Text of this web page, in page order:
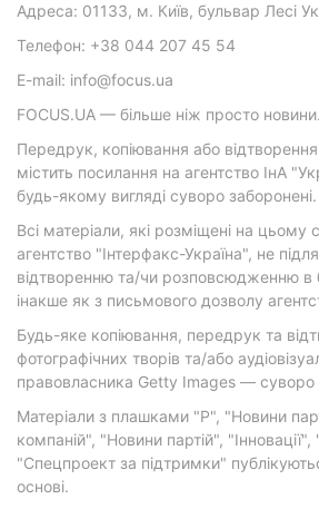
Адреса: 01133, м. Київ, бульвар Лесі
Телефон: +38 044 207 45 54
E-mail: info@focus.ua
FOCUS.UA — більше ніж просто новини.
Передрук, копіювання або відтворення
містить посилання на агентство ІнА
будь-якому вигляді суворо заборонені.
Всі матеріали, які розміщені на цьому
агентство "Інтерфакс-Україна", не
відтворенню та/чи розповсюдженню в
інакше як з письмового дозволу
Будь-яке копіювання, передрук та
фотографічних творів та/або
правовласника Getty Images — суворо
Матеріали з плашками "Р", "Новини
компаній", "Новини партій", "Інновації",
"Спецпроект за підтримки"
основі.